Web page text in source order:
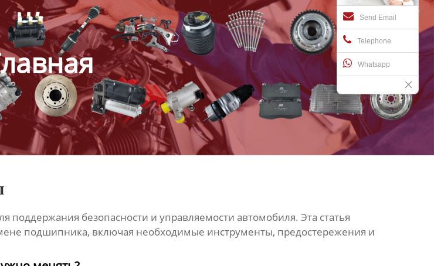
Send Email
Telephone
Whatsapp
поддержания безопасности и управляемости автомобиля. Эта статья
подшипника, включая необходимые инструменты, предостережения и